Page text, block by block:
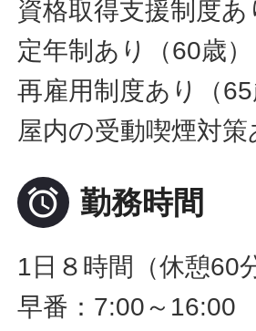
資格取得支援制度あ
定年制あり（60歳）
再雇用制度あり（65
屋内の受動喫煙対策
 勤務時間
1日８時間（休憩
早番：7:00～16:00